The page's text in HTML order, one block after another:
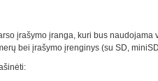
įrašymo įranga, kuri bus
bei įrašymo įrenginys (su SD,